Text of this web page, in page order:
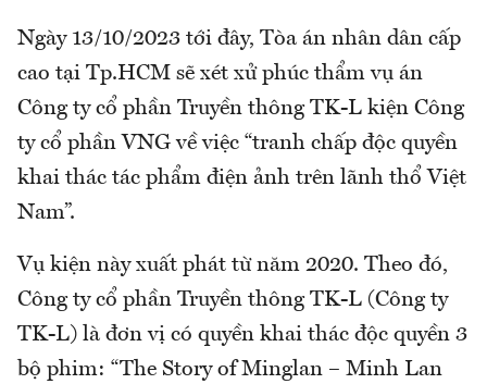
Ngày 13/10/2023 tới đây, Tòa án nhân dân cấp
cao tại Tp.HCM sẽ xét xử phúc thẩm vụ án
Công ty cổ phần Truyền thông TK-L kiện Công
ty cổ phần VNG về việc “tranh chấp độc quyền
khai thác tác phẩm điện ảnh trên lãnh thổ Việt
Nam”.
Vụ kiện này xuất phát từ năm 2020. Theo đó,
Công ty cổ phần Truyền thông TK-L (Công ty
TK-L) là đơn vị có quyền khai thác độc quyền 3
bộ phim: “The Story of Minglan – Minh Lan